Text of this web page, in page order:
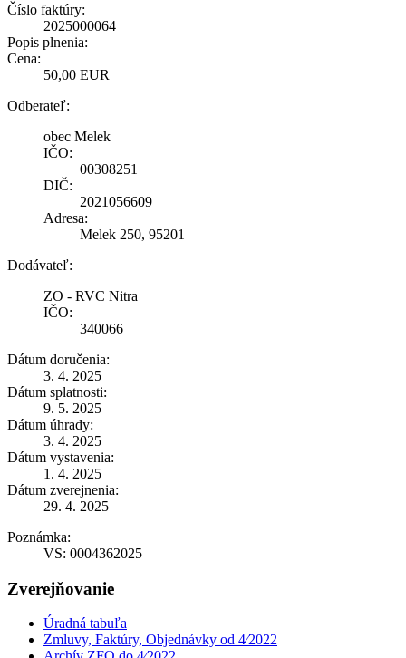
Číslo faktúry:
2025000064
Popis plnenia:
Cena:
50,00 EUR
Odberateľ:
obec Melek
IČO:
00308251
DIČ:
2021056609
Adresa:
Melek 250, 95201
Dodávateľ:
ZO - RVC Nitra
IČO:
340066
Dátum doručenia:
3. 4. 2025
Dátum splatnosti:
9. 5. 2025
Dátum úhrady:
3. 4. 2025
Dátum vystavenia:
1. 4. 2025
Dátum zverejnenia:
29. 4. 2025
Poznámka:
VS: 0004362025
Zverejňovanie
Úradná tabuľa
Zmluvy, Faktúry, Objednávky od 4⁄2022